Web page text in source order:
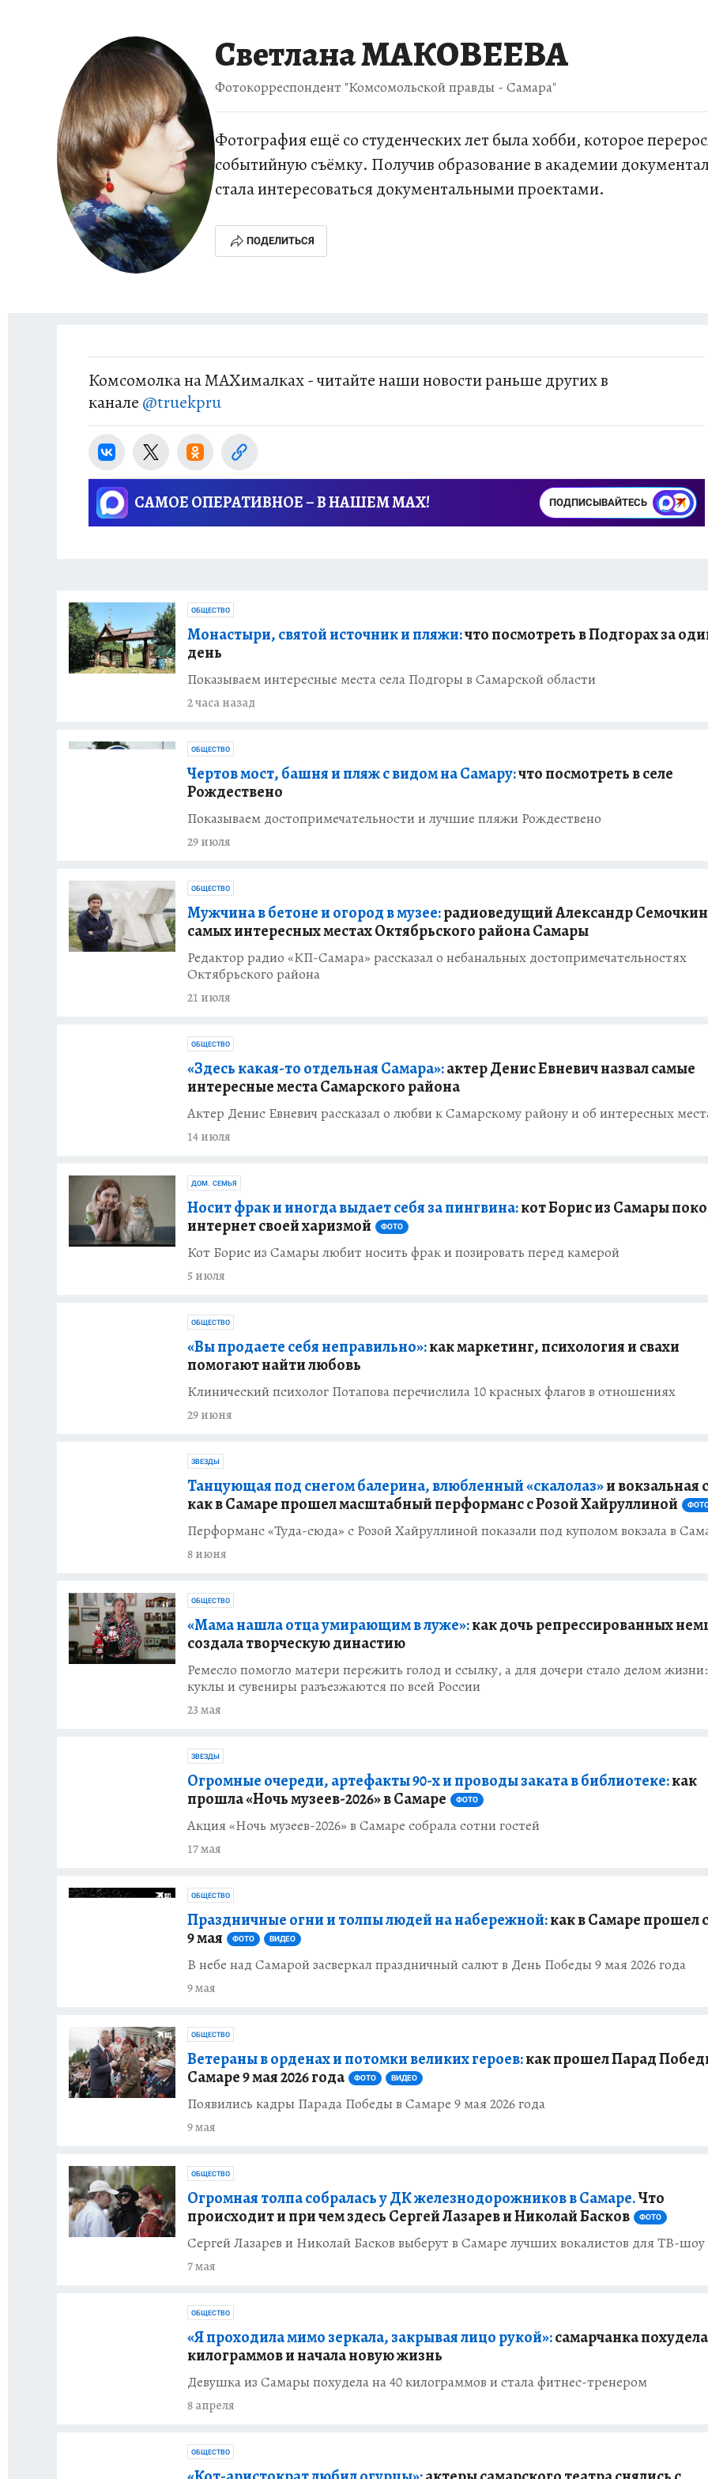
Светлана МАКОВЕЕВА
Фотокорреспондент "Комсомольской правды - Самара"
Фотография ещё со студенческих лет была хобби, которое
событийную съёмку. Получив образование в академии
стала интересоваться документальными проектами.
ПОДЕЛИТЬСЯ
Комсомолка на MAXималках - читайте наши новости раньше других в
канале @truekpru
САМОЕ ОПЕРАТИВНОЕ – В НАШЕМ MAX! ПОДПИСЫВАЙТЕСЬ
ОБЩЕСТВО
Монастыри, святой источник и пляжи:что посмотреть в Подгорах за
день
Показываем интересные места села Подгоры в Самарской области
2 часа назад
ОБЩЕСТВО
Чертов мост, башня и пляж с видом на Самару:что посмотреть в селе
Рождествено
Показываем достопримечательности и лучшие пляжи Рождествено
29 июля
ОБЩЕСТВО
Мужчина в бетоне и огород в музее:радиоведущий Александр
самых интересных местах Октябрьского района Самары
Редактор радио «КП-Самара» рассказал о небанальных достопримечательностях
Октябрьского района
21 июля
ОБЩЕСТВО
«Здесь какая-то отдельная Самара»:актер Денис Евневич назвал самые
интересные места Самарского района
Актер Денис Евневич рассказал о любви к Самарскому району и об интересных
14 июля
ДОМ. СЕМЬЯ
Носит фрак и иногда выдает себя за пингвина:кот Борис из Самары
интернет своей харизмой
ФОТО
Кот Борис из Самары любит носить фрак и позировать перед камерой
5 июля
ОБЩЕСТВО
«Вы продаете себя неправильно»:как маркетинг, психология и свахи
помогают найти любовь
Клинический психолог Потапова перечислила 10 красных флагов в отношениях
29 июня
ЗВЕЗДЫ
Танцующая под снегом балерина, влюбленный «скалолаз»и вокзальная
как в Самаре прошел масштабный перформанс с Розой Хайруллиной
Перформанс «Туда-сюда» с Розой Хайруллиной показали под куполом вокзала в
8 июня
ОБЩЕСТВО
«Мама нашла отца умирающим в луже»:как дочь репрессированных
создала творческую династию
Ремесло помогло матери пережить голод и ссылку, а для дочери стало делом
куклы и сувениры разъезжаются по всей России
23 мая
ЗВЕЗДЫ
Огромные очереди, артефакты 90-х и проводы заката в библиотеке:как
прошла «Ночь музеев-2026» в Самаре
ФОТО
Акция «Ночь музеев-2026» в Самаре собрала сотни гостей
17 мая
ОБЩЕСТВО
Праздничные огни и толпы людей на набережной:как в Самаре прошел
9 мая
ФОТО ВИДЕО
В небе над Самарой засверкал праздничный салют в День Победы 9 мая 2026 года
9 мая
ОБЩЕСТВО
Ветераны в орденах и потомки великих героев:как прошел Парад
Самаре 9 мая 2026 года
ФОТО ВИДЕО
Появились кадры Парада Победы в Самаре 9 мая 2026 года
9 мая
ОБЩЕСТВО
Огромная толпа собралась у ДК железнодорожников в Самаре.Что
происходит и при чем здесь Сергей Лазарев и Николай Басков
ФОТО
Сергей Лазарев и Николай Басков выберут в Самаре лучших вокалистов для ТВ-шоу
7 мая
ОБЩЕСТВО
«Я проходила мимо зеркала, закрывая лицо рукой»:самарчанка
килограммов и начала новую жизнь
Девушка из Самары похудела на 40 килограммов и стала фитнес-тренером
8 апреля
ОБЩЕСТВО